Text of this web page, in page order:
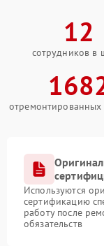
12
сотрудников в
отремонтированных
Используются
сертификацию
работу после
обязательств